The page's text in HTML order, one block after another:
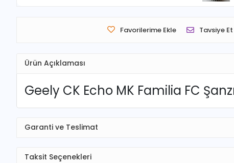
Favorilerime Ekle Tavsiye Et
Ürün Açıklaması
Geely CK Echo MK Familia FC
Garanti ve Teslimat
Taksit Seçenekleri